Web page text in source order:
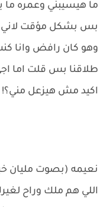
ما هيسيبني وعمره ما
بس بشكل مؤقت لاني
وهو كان رافض وانا
طلاقنا بس قلت اما
اكيد مش هيزعل مني؟!
نعيمه (بصوت مليان
اللي هم ملك وراح